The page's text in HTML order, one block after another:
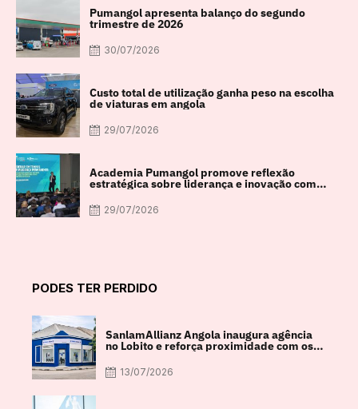
Pumangol apresenta balanço do segundo
trimestre de 2026
30/07/2026
Custo total de utilização ganha peso na escolha
de viaturas em angola
29/07/2026
Academia Pumangol promove reflexão
estratégica sobre liderança e inovação com
especialista internacional Nadim Habib
29/07/2026
PODES TER PERDIDO
SanlamAllianz Angola inaugura agência
no Lobito e reforça proximidade com os
13/07/2026